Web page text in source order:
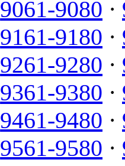
9061-9080 ·
9161-9180 ·
9261-9280 ·
9361-9380 ·
9461-9480 ·
9561-9580 ·